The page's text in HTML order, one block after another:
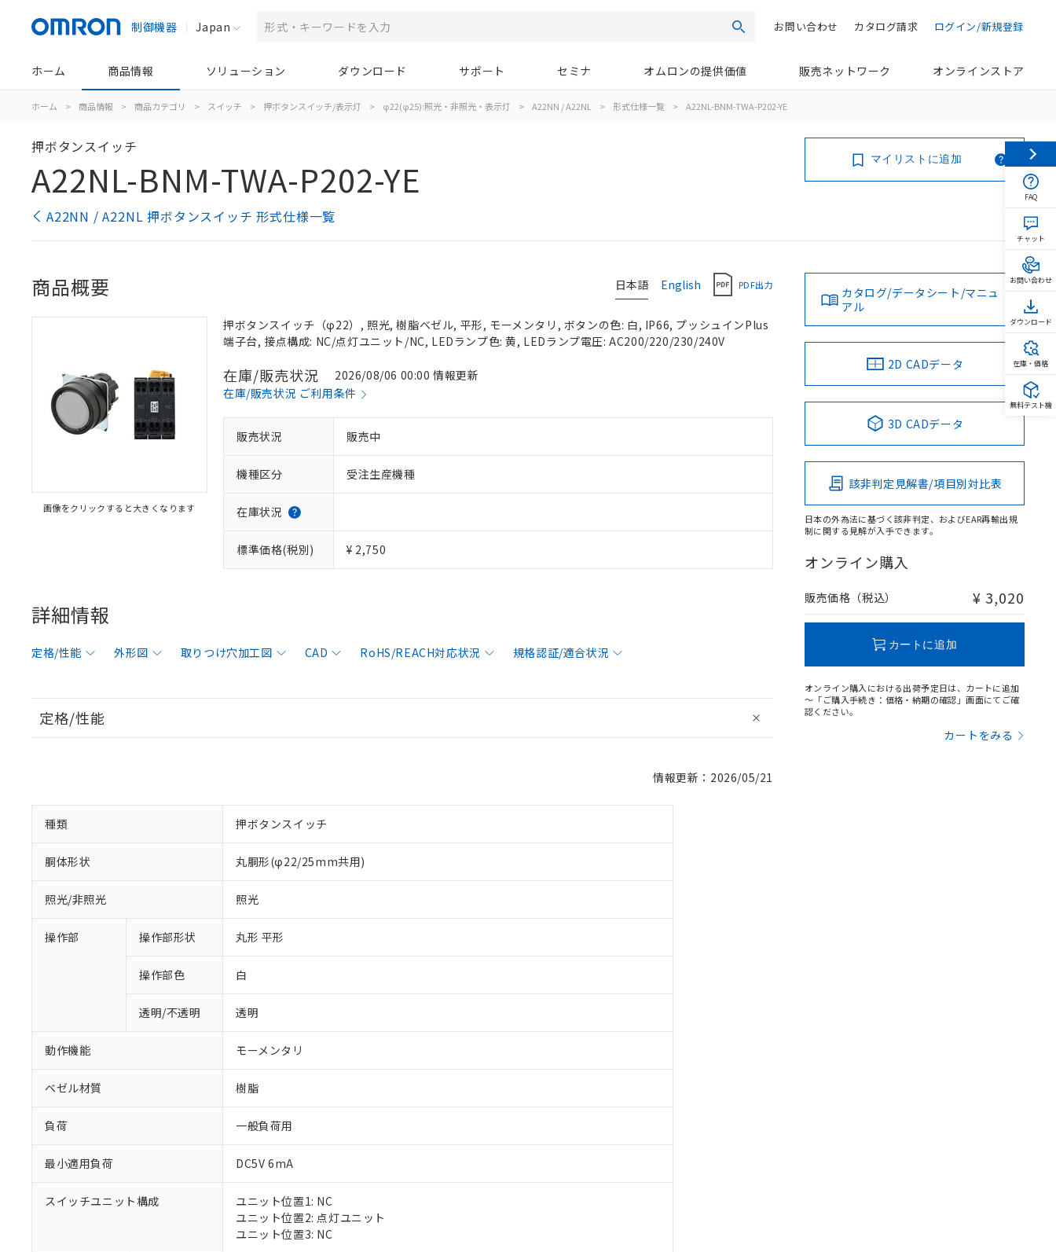
制御機器 Japan 検索 ログイン/新規登録
カタログ請求
お問い合わせ
ホーム 商品情報 ソリューション ダウンロード サポート セミナ オムロンの提供価値 販売ネットワーク オンラインストア
ホーム > 商品情報 > 商品カテゴリ > スイッチ > 押ボタンスイッチ/表示灯 > φ22(φ25):照光・非照光・表示灯 > A22NN / A22NL > 形式仕様一覧 > A22NL-BNM-TWA-P202-YE
押ボタンスイッチ
A22NL-BNM-TWA-P202-YE
A22NN / A22NL 押ボタンスイッチ 形式仕様一覧
マイリストに追加
日本語 English PDF出力
商品概要
画像をクリックすると大きくなります
押ボタンスイッチ（φ22）, 照光, 樹脂ベゼル, 平形, モーメンタリ, ボタンの色: 白, IP66, プッシュインPlus
端子台, 接点構成: NC/点灯ユニット/NC, LEDランプ色: 黄, LEDランプ電圧: AC200/220/230/240V
在庫/販売状況
2026/08/06 00:00 情報更新
在庫/販売状況 ご利用条件
販売状況 販売中
機種区分 受注生産機種
在庫状況
標準価格(税別) ¥ 2,750
詳細情報
定格/性能 外形図 取りつけ穴加工図 CAD RoHS/REACH対応状況 規格認証/適合状況
定格/性能
情報更新：2026/05/21
種類 押ボタンスイッチ
胴体形状 丸胴形(φ22/25mm共用)
照光/非照光 照光
操作部 操作部形状 丸形 平形
操作部色 白
透明/不透明 透明
動作機能 モーメンタリ
ベゼル材質 樹脂
負荷 一般負荷用
最小適用負荷 DC5V 6mA
スイッチユニット構成
ユニット位置1: NC
ユニット位置2: 点灯ユニット
ユニット位置3: NC
カタログ/データシート/マニュ
アル
2D CADデータ
3D CADデータ
該非判定見解書/項目別対比表
日本の外為法に基づく該非判定、およびEAR再輸出規
制に関する見解が入手できます。
オンライン購入
販売価格（税込） ¥ 3,020
カートに追加
オンライン購入における出荷予定日は、カートに追加
～「ご購入手続き：価格・納期の確認」画面にてご確
認ください。
カートをみる
FAQ
チャット
お問い合わせ
ダウンロード
在庫・価格
無料テスト機